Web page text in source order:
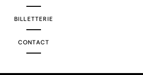
BILLETTERIE
CONTACT